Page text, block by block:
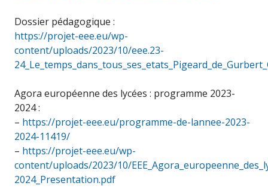
Dossier pédagogique :
https://projet-eee.eu/wp-
content/uploads/2023/10/eee.23-
Agora européenne des lycées : programme 2023-
2024 :
– https://projet-eee.eu/programme-de-lannee-2023-
2024-11419/
– https://projet-eee.eu/wp-
content/uploads/2023/10/
2024_Presentation.pdf